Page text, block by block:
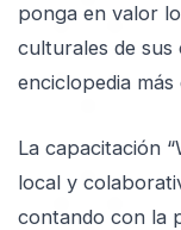
ponga en valor
culturales de sus
enciclopedia
La capacitación
local y
contando con la